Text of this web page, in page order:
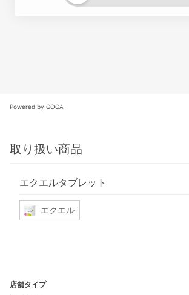
Powered by GOGA
取り扱い商品
エクエルタブレット
エクエル
店舗タイプ